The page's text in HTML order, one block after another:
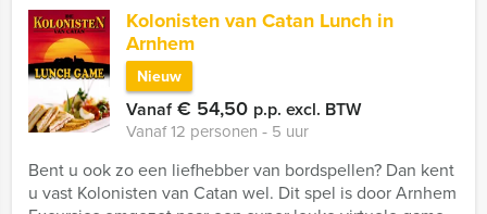
Kolonisten van Catan Lunch in
Arnhem
Nieuw
Vanaf€ 54,50 p.p. excl. BTW
Vanaf 12 personen ‐ 5 uur
Bent u ook zo een liefhebber van bordspellen? Dan kent
u vast Kolonisten van Catan wel. Dit spel is door Arnhem